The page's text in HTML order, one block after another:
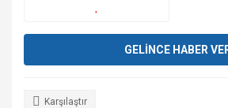
GELİNCE HABER
Karşılaştır